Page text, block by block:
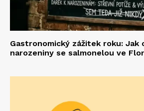
Gastronomický zážitek roku: Jak
narozeniny se salmonelou ve